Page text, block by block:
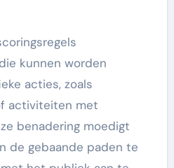
kunnen worden
acties, zoals
activiteiten met
benadering moedigt
de gebaande paden te